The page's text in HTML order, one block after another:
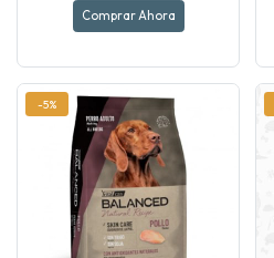
Comprar Ahora
-5%